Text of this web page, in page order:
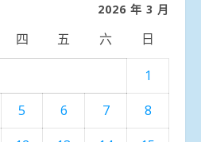
2026 年 3 月
四 五 六 日
1
5 6 7
8